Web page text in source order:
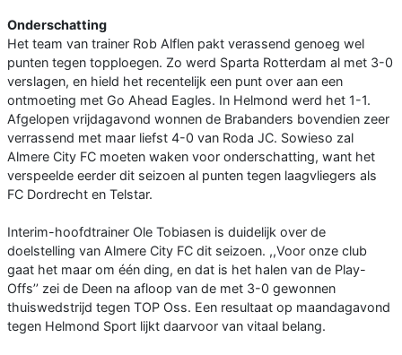
Onderschatting
Het team van trainer Rob Alflen pakt verassend genoeg wel
punten tegen topploegen. Zo werd Sparta Rotterdam al met 3-0
verslagen, en hield het recentelijk een punt over aan een
ontmoeting met Go Ahead Eagles. In Helmond werd het 1-1.
Afgelopen vrijdagavond wonnen de Brabanders bovendien zeer
verrassend met maar liefst 4-0 van Roda JC. Sowieso zal
Almere City FC moeten waken voor onderschatting, want het
verspeelde eerder dit seizoen al punten tegen laagvliegers als
FC Dordrecht en Telstar.
Interim-hoofdtrainer Ole Tobiasen is duidelijk over de
doelstelling van Almere City FC dit seizoen. ,,Voor onze club
gaat het maar om één ding, en dat is het halen van de Play-
Offs’’ zei de Deen na afloop van de met 3-0 gewonnen
thuiswedstrijd tegen TOP Oss. Een resultaat op maandagavond
tegen Helmond Sport lijkt daarvoor van vitaal belang.